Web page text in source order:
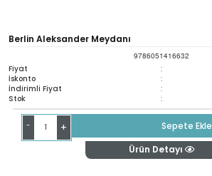
Berlin Aleksander Meydanı
9786051416632
Fiyat :
İskonto :
İndirimli Fiyat :
Stok :
- +
Sepete Ekle
Ürün Detayı